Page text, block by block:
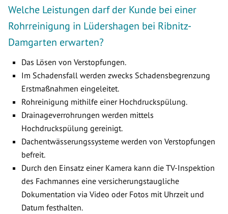
Welche Leistungen darf der Kunde bei einer
Rohrreinigung in Lüdershagen bei Ribnitz-
Damgarten erwarten?
Das Lösen von Verstopfungen.
Im Schadensfall werden zwecks Schadensbegrenzung
Erstmaßnahmen eingeleitet.
Rohreinigung mithilfe einer Hochdruckspülung.
Drainageverrohrungen werden mittels
Hochdruckspülung gereinigt.
Dachentwässerungssysteme werden von Verstopfungen
befreit.
Durch den Einsatz einer Kamera kann die TV-Inspektion
des Fachmannes eine versicherungstaugliche
Dokumentation via Video oder Fotos mit Uhrzeit und
Datum festhalten.